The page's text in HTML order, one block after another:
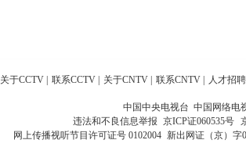
关于CCTV 联系CCTV 关于CNTV 联系CNTV 人才招聘
中国中央电视台 中国网络电
违法和不良信息举报 京ICP证060535号
网上传播视听节目许可证号 0102004 新出网证（京）